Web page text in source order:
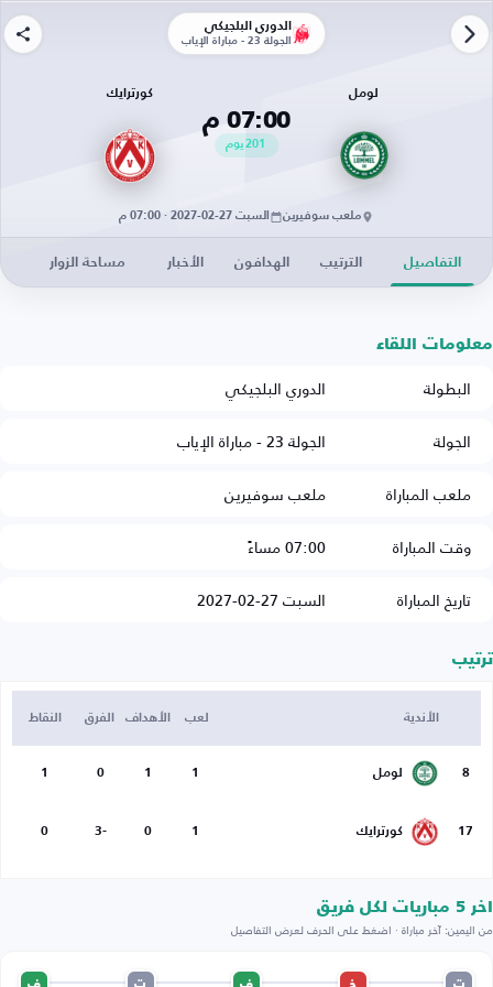
الدوري البلجيكي
الجولة 23 - مباراة الإياب
لومل
07:00 م
201يوم
كورترايك
ملعب سوفيرين السبت 27-02-2027 · 07:00 م
التفاصيل الترتيب الهدافون الأخبار مساحة الزوار
معلومات اللقاء
البطولة
الدوري البلجيكي
الجولة
الجولة 23 - مباراة الإياب
ملعب المباراة
ملعب سوفيرين
وقت المباراة
07:00 مساءً
تاريخ المباراة
السبت 27-02-2027
ترتيب
الأندية لعب الأهداف الفرق النقاط
8 لومل 1
1
0
1
17 كورترايك 1
0
-3
0
اخر 5 مباريات لكل فريق
من اليمين: آخر مباراة · اضغط على الحرف لعرض التفاصيل